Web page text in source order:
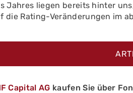
Jahres liegen bereits hinter
die Rating-Veränderungen im
Capital AG kaufen Sie über